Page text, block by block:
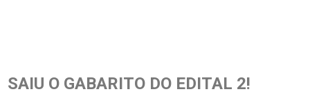
SAIU O GABARITO DO EDITAL 2!